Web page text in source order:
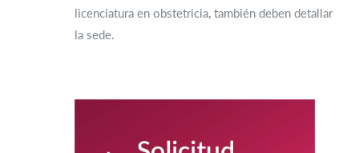
licenciatura en obstetricia, también deben detallar
la sede.